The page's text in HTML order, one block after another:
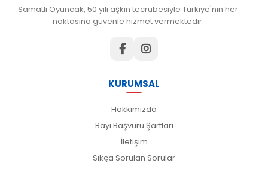
Samatlı Oyuncak, 50 yılı aşkın tecrübesiyle Türkiye'nin her
noktasına güvenle hizmet vermektedir.
KURUMSAL
Hakkımızda
Bayi Başvuru Şartları
İletişim
Sıkça Sorulan Sorular